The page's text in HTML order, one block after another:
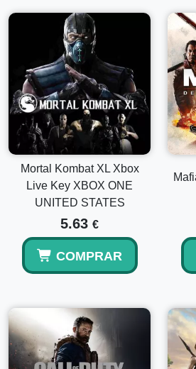
Mortal Kombat XL Xbox
Live Key XBOX ONE
UNITED STATES
5.63 €
COMPRAR